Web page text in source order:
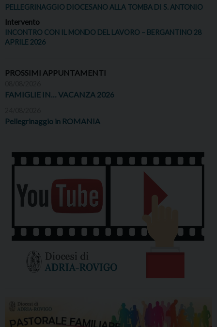
PELLEGRINAGGIO DIOCESANO ALLA TOMBA DI S. ANTONIO
Intervento
INCONTRO CON IL MONDO DEL LAVORO – BERGANTINO 28
APRILE 2026
PROSSIMI APPUNTAMENTI
FAMIGLIE IN… VACANZA 2026
Pellegrinaggio in ROMANIA